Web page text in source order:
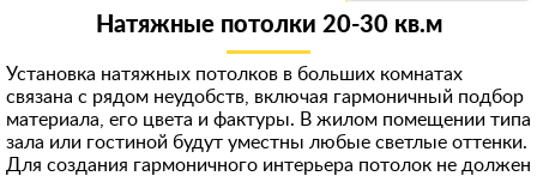
Натяжные потолки 20-30 кв.м
Установка натяжных потолков в больших комнатах
связана с рядом неудобств, включая гармоничный подбор
материала, его цвета и фактуры. В жилом помещении типа
зала или гостиной будут уместны любые светлые оттенки.
Для создания гармоничного интерьера потолок не должен